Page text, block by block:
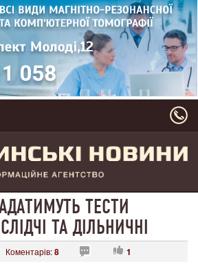
ТЕСТИ
ТА ДІЛЬНИЧНІ
Коментарів:8 1